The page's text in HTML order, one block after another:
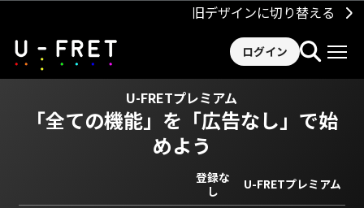
旧デザインに切り替える
ログイン
U-FRETプレミアム
「全ての機能」を 「広告なし」で始
めよう
登録な
し
U-FRETプレミアム